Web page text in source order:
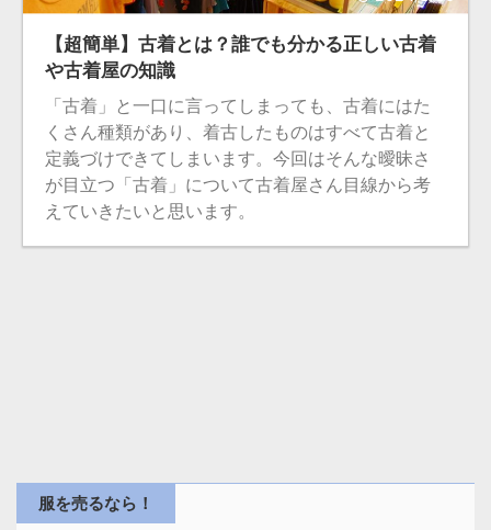
【超簡単】古着とは？誰でも分かる正しい古着
や古着屋の知識
「古着」と一口に言ってしまっても、古着にはた
くさん種類があり、着古したものはすべて古着と
定義づけできてしまいます。今回はそんな曖昧さ
が目立つ「古着」について古着屋さん目線から考
えていきたいと思います。
服を売るなら！